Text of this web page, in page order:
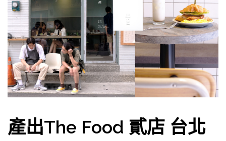
產出The Food 貳店 台北